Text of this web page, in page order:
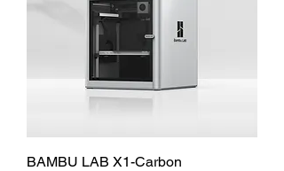
BAMBU LAB X1-Carbon